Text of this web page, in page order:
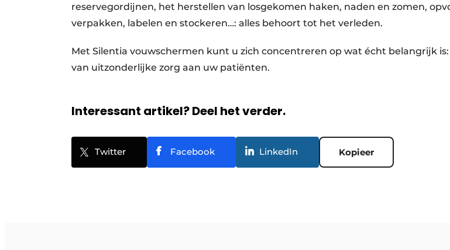
reservegordijnen, het herstellen van losgekomen haken, naden en zomen,
verpakken, labelen en stockeren…: alles behoort tot het verleden.
Met Silentia vouwschermen kunt u zich concentreren op wat écht belangrijk
van uitzonderlijke zorg aan uw patiënten.
Interessant artikel? Deel het verder.
Twitter Facebook LinkedIn Kopieer